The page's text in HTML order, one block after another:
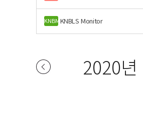
KNBM KNBLS Monitor
2020년